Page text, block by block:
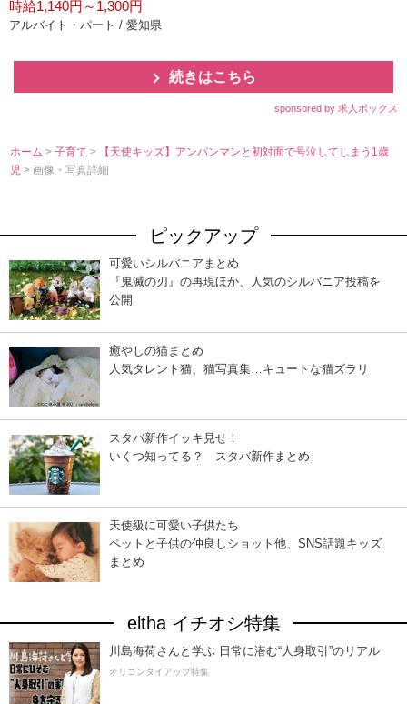
時給1,140円～1,300円
アルバイト・パート / 愛知県
続きはこちら
sponsored by 求人ボックス
ホーム >子育て>
【天使キッズ】アンパンマンと初対面で号泣してしまう1歳
児> 画像・写真詳細
ピックアップ
可愛いシルバニアまとめ
『鬼滅の刃』の再現ほか、人気のシルバニア投稿を
公開
癒やしの猫まとめ
人気タレント猫、猫写真集…キュートな猫ズラリ
スタバ新作イッキ見せ！
いくつ知ってる？ スタバ新作まとめ
天使級に可愛い子供たち
ペットと子供の仲良しショット他、SNS話題キッズ
まとめ
eltha イチオシ特集
川島海荷さんと学ぶ 日常に潜む“人身取引”のリアル
オリコンタイアップ特集